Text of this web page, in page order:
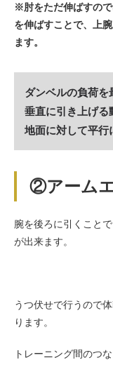
※肘をただ伸ばすの
を伸ばすことで、上
ます。
ダンベルの負荷を
垂直に引き上げる
地面に対して平行
②アーム
腕を後ろに引くこと
が出来ます。
うつ伏せで行うので
ります。
トレーニング間のつ